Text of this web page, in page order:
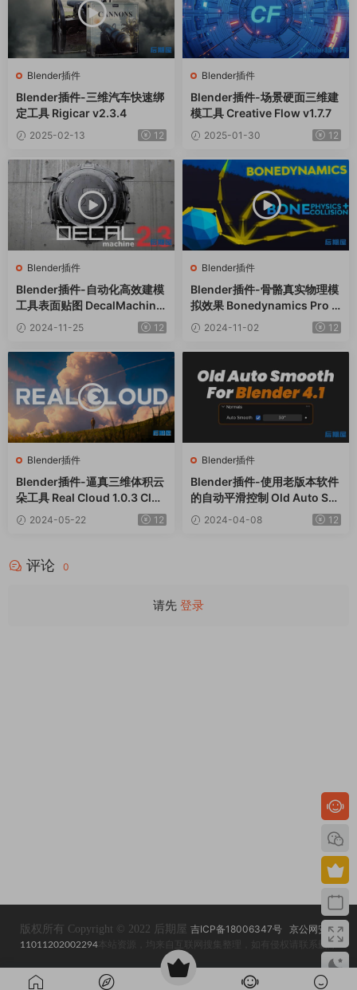
Blender插件
Blender插件-三维汽车快速绑
定工具 Rigicar v2.3.4
2025-02-13 12
Blender插件
Blender插件-场景硬面三维建
模工具 Creative Flow v1.7.7
2025-01-30 12
Blender插件
Blender插件-自动化高效建模
工具表面贴图 DecalMachine
V2.132024-11-25 12
Blender插件
Blender插件-骨骼真实物理模
拟效果 Bonedynamics Pro V
1.5.32024-11-02 12
Blender插件
Blender插件-逼真三维体积云
朵工具 Real Cloud 1.0.3 Clou
d Generator+预设库
2024-05-22 12
Blender插件
Blender插件-使用老版本软件
的自动平滑控制 Old Auto Sm
ooth v1.0.2
2024-04-08 12
评论 0
请先 登录
版权所有 Copyright © 2022 后期屋 吉ICP备18006347号
京公网安备
11011202002294 本站资源，均来自互联网搜集整理，如有侵权请联系删除